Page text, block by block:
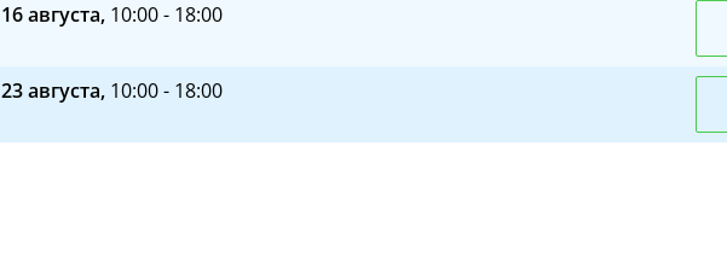
16 августа, 10:00 - 18:00
23 августа, 10:00 - 18:00